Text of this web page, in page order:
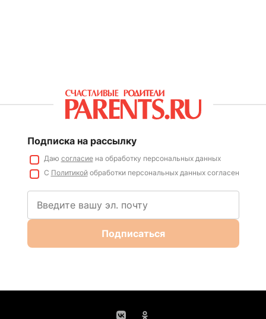
Подписка на рассылку
Даю согласиена обработку персональных данных
С Политикойобработки персональных данных согласен
Подписаться